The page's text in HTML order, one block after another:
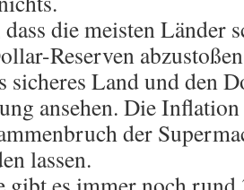
die meisten Länder
Reserven
sicheres Land und den
ansehen. Die
der
lassen.